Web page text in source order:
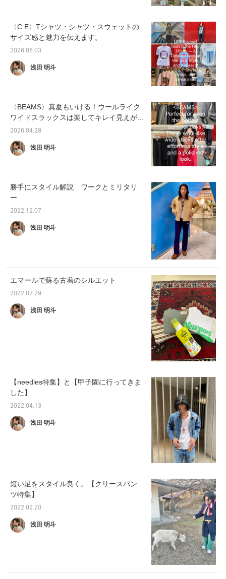
〈C.E〉Tシャツ・シャツ・スウェットの
サイズ感と魅力を伝えます。
2026.06.03
浅田 明斗
〈BEAMS〉真夏もいける！ウールライク
ワイドスラックスは楽してキレイ見えが...
2026.04.28
浅田 明斗
勝手にスタイル解説 ワークとミリタリ
ー
2022.12.07
浅田 明斗
エマールで蘇る古着のシルエット
2022.07.29
浅田 明斗
【needles特集】と【甲子園に行ってきま
した】
2022.04.13
浅田 明斗
短い足をスタイル良く。【クリースパン
ツ特集】
2022.02.20
浅田 明斗